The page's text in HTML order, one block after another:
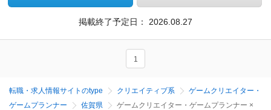
掲載終了予定日： 2026.08.27
1
転職・求人情報サイトのtype クリエイティブ系
ゲームクリエイター・
ゲームプランナー
佐賀県
ゲームクリエイター・ゲームプランナー ×